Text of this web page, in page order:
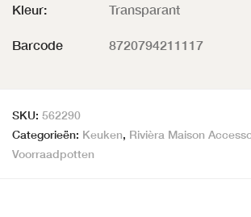
Kleur: Transparant
Barcode 8720794211117
SKU: 562290
Categorieën: Keuken, Rivièra Maison
Voorraadpotten